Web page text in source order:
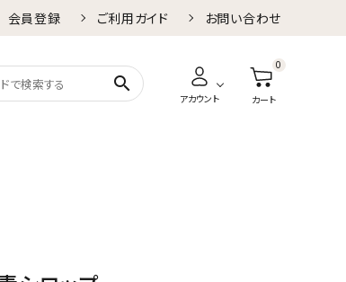
会員登録 ご利用ガイド お問い合わせ
search
アカウント
0
カート